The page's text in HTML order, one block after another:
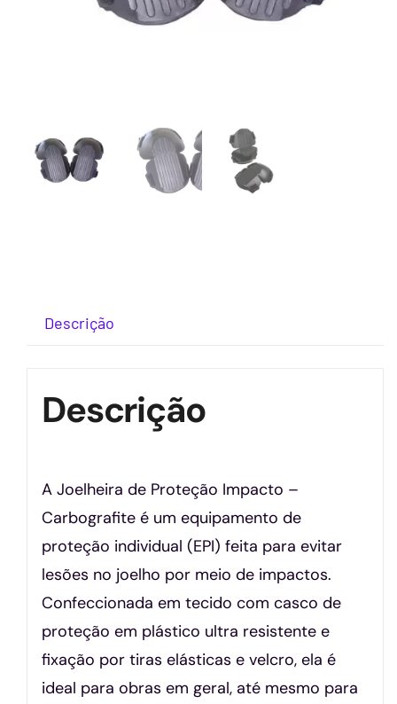
Descrição
Descrição
A Joelheira de Proteção Impacto –
Carbografite é um equipamento de
proteção individual (EPI) feita para evitar
lesões no joelho por meio de impactos.
Confeccionada em tecido com casco de
proteção em plástico ultra resistente e
fixação por tiras elásticas e velcro, ela é
ideal para obras em geral, até mesmo para